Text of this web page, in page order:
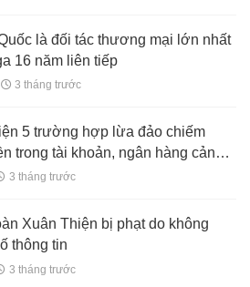
là đối tác thương mại lớn nhất
16 năm liên tiếp
3 tháng trước
5 trường hợp lừa đảo chiếm
trong tài khoản, ngân hàng cảnh
3 tháng trước
Xuân Thiện bị phạt do không
thông tin
3 tháng trước